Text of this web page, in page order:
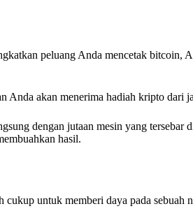
peluang Anda mencetak bitcoin,
Anda akan menerima hadiah kripto dari
dengan jutaan mesin yang tersebar
hasil.
untuk memberi daya pada sebuah